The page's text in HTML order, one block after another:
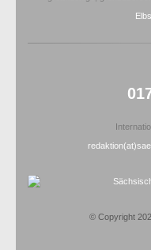
© Copyright